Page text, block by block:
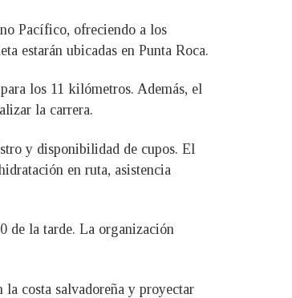
Pacífico, ofreciendo a los
estarán ubicadas en Punta Roca.
los 11 kilómetros. Además, el
la carrera.
y disponibilidad de cupos. El
en ruta, asistencia
de la tarde. La organización
costa salvadoreña y proyectar